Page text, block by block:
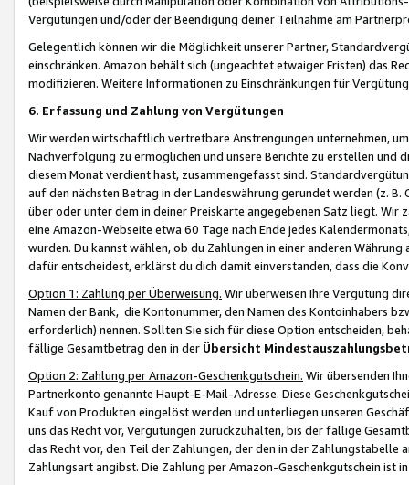
Vergütungen und/oder der Beendigung deiner Teilnahme am
Gelegentlich können wir die Möglichkeit unserer Partner,
einschränken. Amazon behält sich (ungeachtet etwaiger Fristen) das
modifizieren. Weitere Informationen zu Einschränkungen für
6. Erfassung und Zahlung von Vergütungen
Wir werden wirtschaftlich vertretbare Anstrengungen unternehmen,
Nachverfolgung zu ermöglichen und unsere Berichte zu erstellen und
diesem Monat verdient hast, zusammengefasst sind.
auf den nächsten Betrag in der Landeswährung gerundet werden (z.
über oder unter dem in deiner Preiskarte angegebenen Satz liegt.
eine Amazon-Webseite etwa 60 Tage nach Ende jedes
wurden. Du kannst wählen, ob du Zahlungen in einer anderen
dafür entscheidest, erklärst du dich damit einverstanden, dass die
Option 1: Zahlung per Überweisung. Wir überweisen Ihre Vergütung
Namen der Bank, die Kontonummer, den Namen des Kontoinhabers
erforderlich) nennen. Sollten Sie sich für diese Option entscheiden,
fällige Gesamtbetrag den in der Übersicht
Option 2: Zahlung per Amazon-Geschenkgutschein. Wir übersenden
Partnerkonto genannte Haupt-E-Mail-Adresse. Diese
Kauf von Produkten eingelöst werden und unterliegen unseren
uns das Recht vor, Vergütungen zurückzuhalten, bis der fällige
das Recht vor, den Teil der Zahlungen, der den in der
Zahlungsart angibst. Die Zahlung per Amazon-Geschenkgutschein ist